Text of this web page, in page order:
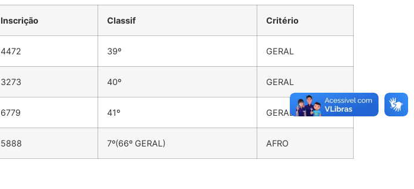
Inscrição Classif Critério
4472 39º GERAL
3273 40º GERAL
6779 41º GERAL
5888 7º(66º GERAL) AFRO